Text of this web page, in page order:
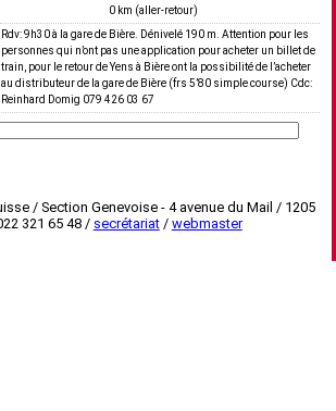
0 km (aller-retour)
Rdv: 9h30 à la gare de Bière. Dénivelé 190 m. Attention pour les
personnes qui n’ont pas une application pour acheter un billet de
train, pour le retour de Yens à Bière ont la possibilité de l’acheter
au distributeur de la gare de Bière (frs 5’80 simple course) Cdc:
Reinhard Domig 079 426 03 67
/ Section Genevoise - 4 avenue du Mail / 1205
321 65 48 / secrétariat/ webmaster